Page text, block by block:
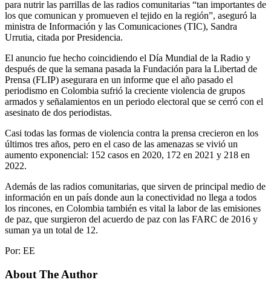
para nutrir las parrillas de las radios comunitarias “tan importantes de
los que comunican y promueven el tejido en la región”, aseguró la
ministra de Información y las Comunicaciones (TIC), Sandra
Urrutia, citada por Presidencia.
El anuncio fue hecho coincidiendo el Día Mundial de la Radio y
después de que la semana pasada la Fundación para la Libertad de
Prensa (FLIP) asegurara en un informe que el año pasado el
periodismo en Colombia sufrió la creciente violencia de grupos
armados y señalamientos en un periodo electoral que se cerró con el
asesinato de dos periodistas.
Casi todas las formas de violencia contra la prensa crecieron en los
últimos tres años, pero en el caso de las amenazas se vivió un
aumento exponencial: 152 casos en 2020, 172 en 2021 y 218 en
2022.
Además de las radios comunitarias, que sirven de principal medio de
información en un país donde aun la conectividad no llega a todos
los rincones, en Colombia también es vital la labor de las emisiones
de paz, que surgieron del acuerdo de paz con las FARC de 2016 y
suman ya un total de 12.
Por: EE
About The Author